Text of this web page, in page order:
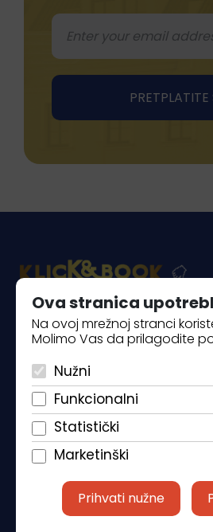
Ova stranica
Na ovoj mrežnoj stranci
Molimo Vas da prilagodite
Nužni
Funkcionalni
Statistički
Marketinški
Prihvati nužne
Piantade 41, 52440 Poreč
info@klickandbook.com